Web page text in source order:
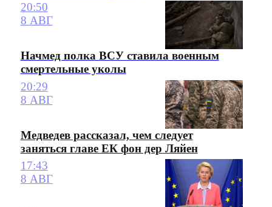
20:50
8 АВГ
Начмед полка ВСУ ставила военным
смертельные уколы
20:29
8 АВГ
Медведев рассказал, чем следует
заняться главе ЕК фон дер Ляйен
17:43
8 АВГ